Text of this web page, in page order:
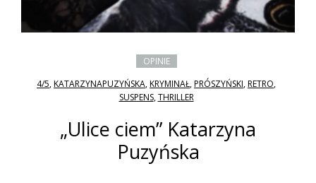
OPINIE
4/5,KATARZYNAPUZYŃSKA,KRYMINAŁ,PRÓSZYŃSKI,RETRO,
SUSPENS,THRILLER
„Ulice ciem” Katarzyna
Puzyńska